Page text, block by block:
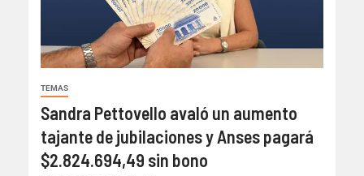
TEMAS
Sandra Pettovello avaló un aumento
tajante de jubilaciones y Anses pagará
$2.824.694,49 sin bono